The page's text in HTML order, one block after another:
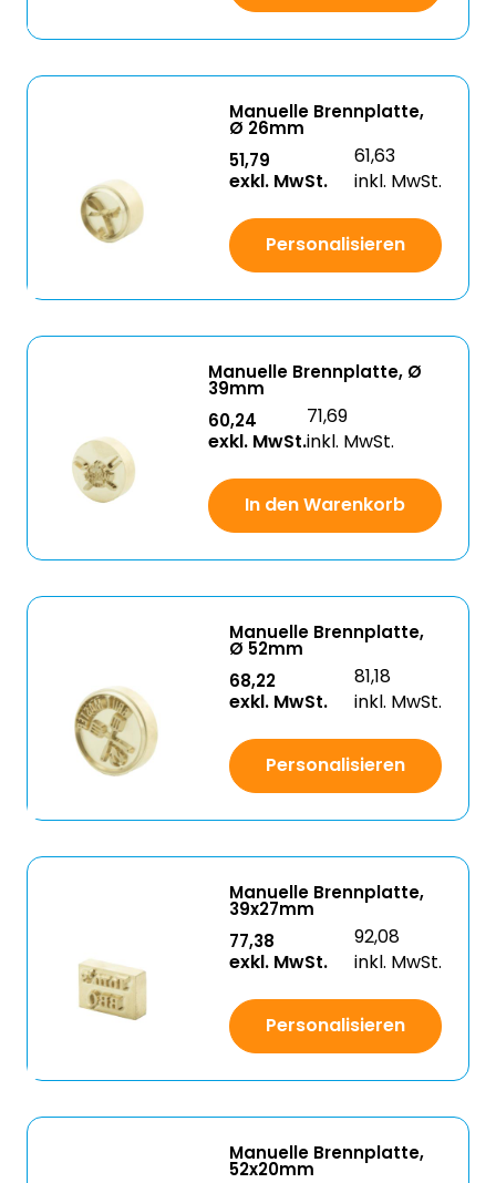
Manuelle Brennplatte,
Ø 26mm
51,79
exkl. MwSt.
61,63
inkl. MwSt.
Personalisieren
Manuelle Brennplatte, Ø
39mm
60,24
exkl. MwSt.
71,69
inkl. MwSt.
In den Warenkorb
Manuelle Brennplatte,
Ø 52mm
68,22
exkl. MwSt.
81,18
inkl. MwSt.
Personalisieren
Manuelle Brennplatte,
39x27mm
77,38
exkl. MwSt.
92,08
inkl. MwSt.
Personalisieren
Manuelle Brennplatte,
52x20mm